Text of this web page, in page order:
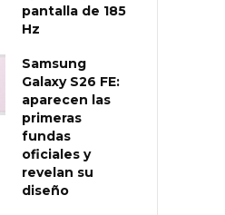
pantalla de 185
Hz
Samsung
Galaxy S26 FE:
aparecen las
primeras
fundas
oficiales y
revelan su
diseño